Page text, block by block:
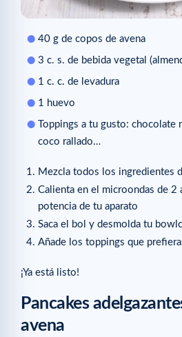
40 g de copos de avena
3 c. s. de bebida vegetal
1 c. c. de levadura
1 huevo
Toppings a tu gusto: chocolate
coco rallado…
Mezcla todos los ingredientes
Calienta en el microondas de 2
potencia de tu aparato
Saca el bol y desmolda tu
Añade los toppings que
¡Ya está listo!
Pancakes
avena